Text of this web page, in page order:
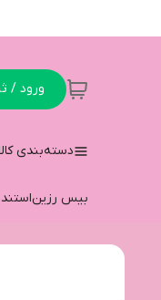
ورود /
دسته‌بندی
بیس رزین